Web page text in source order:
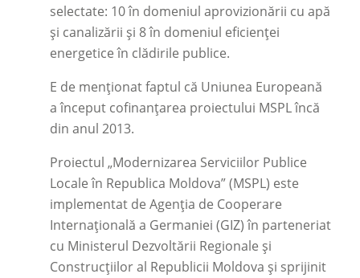
selectate: 10 în domeniul aprovizionării cu apă
și canalizării și 8 în domeniul eficienței
energetice în clădirile publice.
E de menționat faptul că Uniunea Europeană
a început cofinanțarea proiectului MSPL încă
din anul 2013.
Proiectul „Modernizarea Serviciilor Publice
Locale în Republica Moldova” (MSPL) este
implementat de Agenția de Cooperare
Internațională a Germaniei (GIZ) în parteneriat
cu Ministerul Dezvoltării Regionale și
Construcțiilor al Republicii Moldova și sprijinit